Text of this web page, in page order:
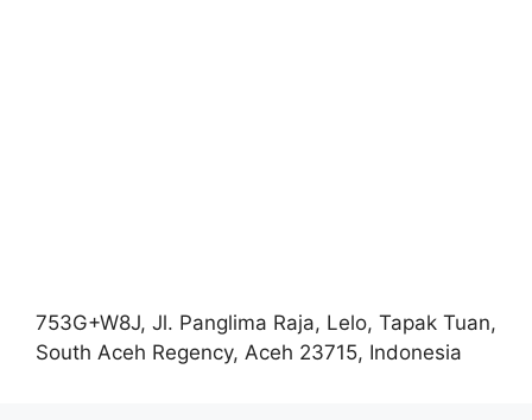
753G+W8J, Jl. Panglima Raja, Lelo, Tapak Tuan,
South Aceh Regency, Aceh 23715, Indonesia